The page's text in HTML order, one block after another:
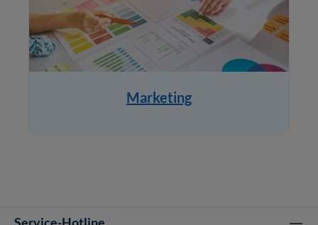
Marketing